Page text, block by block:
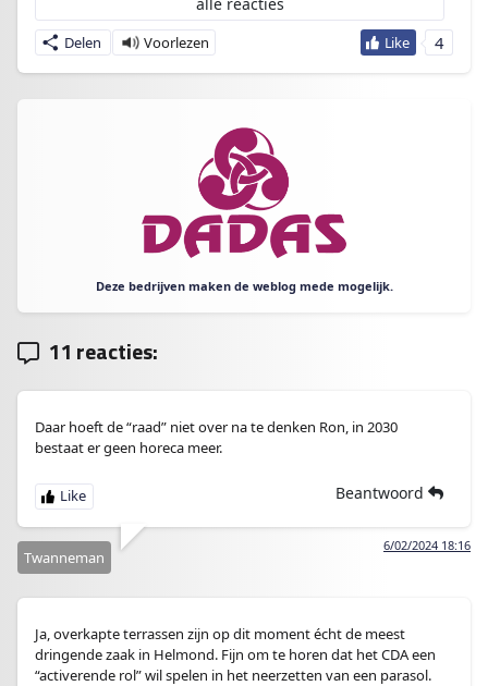
4
Delen
Deze bedrijven maken de weblog mede mogelijk.
11 reacties:
Daar hoeft de “raad” niet over na te denken Ron, in 2030
bestaat er geen horeca meer.
Beantwoord
6/02/2024 18:16
Twanneman
Ja, overkapte terrassen zijn op dit moment écht de meest
dringende zaak in Helmond. Fijn om te horen dat het CDA een
“activerende rol” wil spelen in het neerzetten van een parasol.